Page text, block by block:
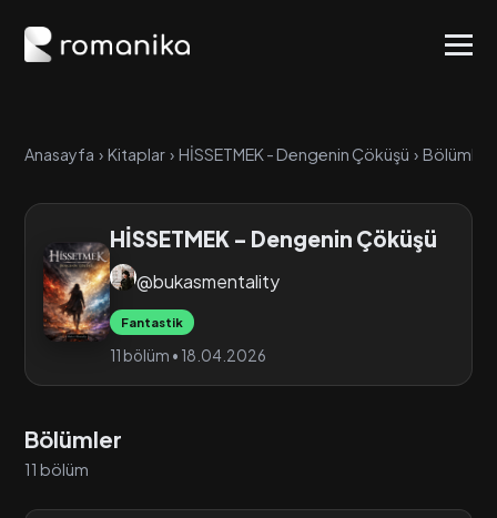
Anasayfa › Kitaplar › HİSSETMEK - Dengenin Çöküşü › Bölümler
HİSSETMEK - Dengenin Çöküşü
@bukasmentality
Fantastik
11 bölüm • 18.04.2026
Bölümler
11 bölüm